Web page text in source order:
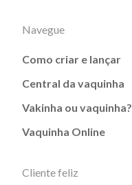
Navegue
Como criar e lançar
Central da vaquinha
Vakinha ou vaquinha?
Vaquinha Online
Cliente feliz